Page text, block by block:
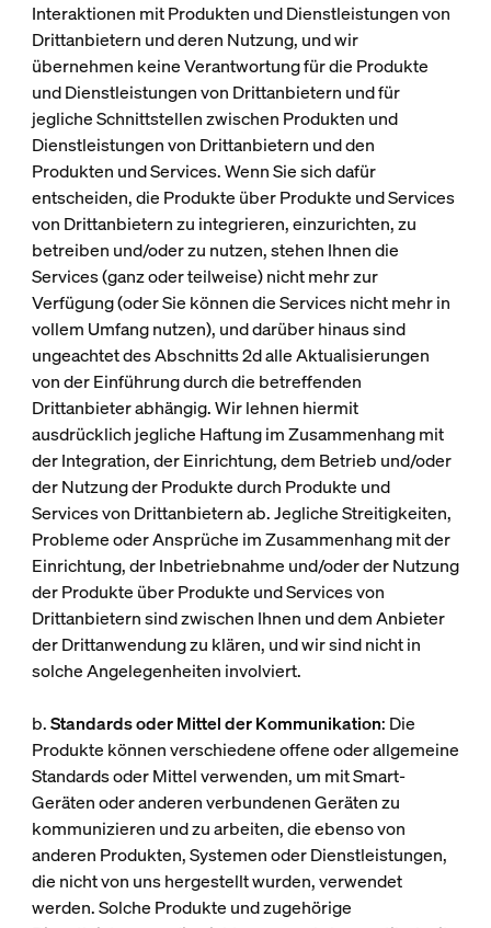
Interaktionen mit Produkten und Dienstleistungen von
Drittanbietern und deren Nutzung, und wir
übernehmen keine Verantwortung für die Produkte
und Dienstleistungen von Drittanbietern und für
jegliche Schnittstellen zwischen Produkten und
Dienstleistungen von Drittanbietern und den
Produkten und Services. Wenn Sie sich dafür
entscheiden, die Produkte über Produkte und Services
von Drittanbietern zu integrieren, einzurichten, zu
betreiben und/oder zu nutzen, stehen Ihnen die
Services (ganz oder teilweise) nicht mehr zur
Verfügung (oder Sie können die Services nicht mehr in
vollem Umfang nutzen), und darüber hinaus sind
ungeachtet des Abschnitts 2d alle Aktualisierungen
von der Einführung durch die betreffenden
Drittanbieter abhängig. Wir lehnen hiermit
ausdrücklich jegliche Haftung im Zusammenhang mit
der Integration, der Einrichtung, dem Betrieb und/oder
der Nutzung der Produkte durch Produkte und
Services von Drittanbietern ab. Jegliche Streitigkeiten,
Probleme oder Ansprüche im Zusammenhang mit der
Einrichtung, der Inbetriebnahme und/oder der Nutzung
der Produkte über Produkte und Services von
Drittanbietern sind zwischen Ihnen und dem Anbieter
der Drittanwendung zu klären, und wir sind nicht in
solche Angelegenheiten involviert.
b.Standards oder Mittel der Kommunikation: Die
Produkte können verschiedene offene oder allgemeine
Standards oder Mittel verwenden, um mit Smart-
Geräten oder anderen verbundenen Geräten zu
kommunizieren und zu arbeiten, die ebenso von
anderen Produkten, Systemen oder Dienstleistungen,
die nicht von uns hergestellt wurden, verwendet
werden. Solche Produkte und zugehörige